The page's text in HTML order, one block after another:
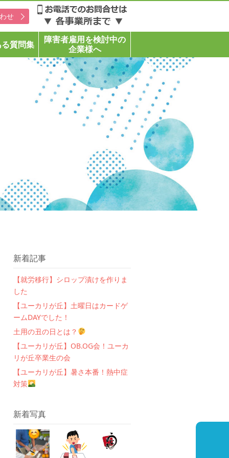
せ
質問集
障害者雇用を検討中の
企業様へ
新着記事
【就労移行】シロップ漬けを作りま
した
【ユーカリが丘】土曜日はカードゲ
ームDAYでした！
土用の丑の日とは？
【ユーカリが丘】OB.OG会！ユーカ
リが丘卒業生の会
【ユーカリが丘】暑さ本番！熱中症
対策
新着写真